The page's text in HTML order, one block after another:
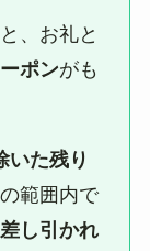
、お礼と
ポンがも
いた残り
範囲内で
し引かれ